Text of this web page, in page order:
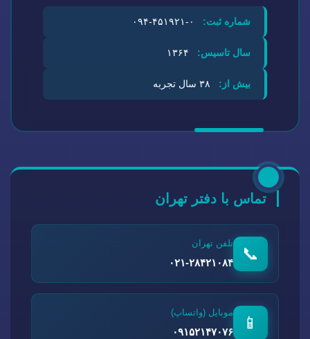
شماره ثبت:
سال تاسیس:
بیش از:
تماس با دفتر تهران
📞
تلفن تهران
۰۲۱-۲۸۴۲۱۰۸۴
📱
موبایل (واتساپ)
۰۹۱۵۲۱۴۷۰۷۶